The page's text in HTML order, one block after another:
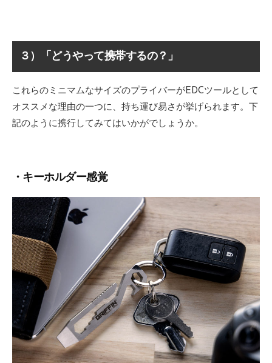
３）「どうやって携帯するの？」
これらのミニマムなサイズのプライバーがEDCツールとして
オススメな理由の一つに、持ち運び易さが挙げられます。下
記のように携行してみてはいかがでしょうか。
・キーホルダー感覚